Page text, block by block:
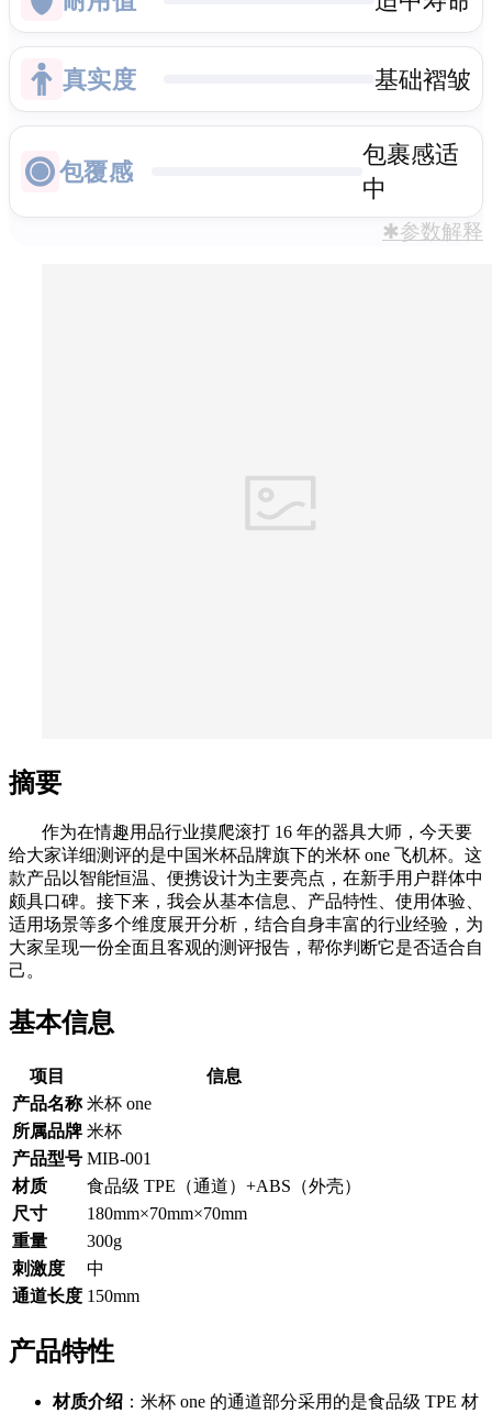
真实度 基础褶皱
包覆感
包裹感适
中
✱参数解释
摘要
作为在情趣用品行业摸爬滚打 16 年的器具大师，今天要
给大家详细测评的是中国米杯品牌旗下的米杯 one 飞机杯。这
款产品以智能恒温、便携设计为主要亮点，在新手用户群体中
颇具口碑。接下来，我会从基本信息、产品特性、使用体验、
适用场景等多个维度展开分析，结合自身丰富的行业经验，为
大家呈现一份全面且客观的测评报告，帮你判断它是否适合自
己。
基本信息
项目
信息
产品名称 米杯 one
所属品牌 米杯
产品型号 MIB-001
材质
食品级 TPE（通道）+ABS（外壳）
尺寸
180mm×70mm×70mm
重量
300g
刺激度
中
通道长度 150mm
产品特性
材质介绍 ：米杯 one 的通道部分采用的是食品级 TPE 材